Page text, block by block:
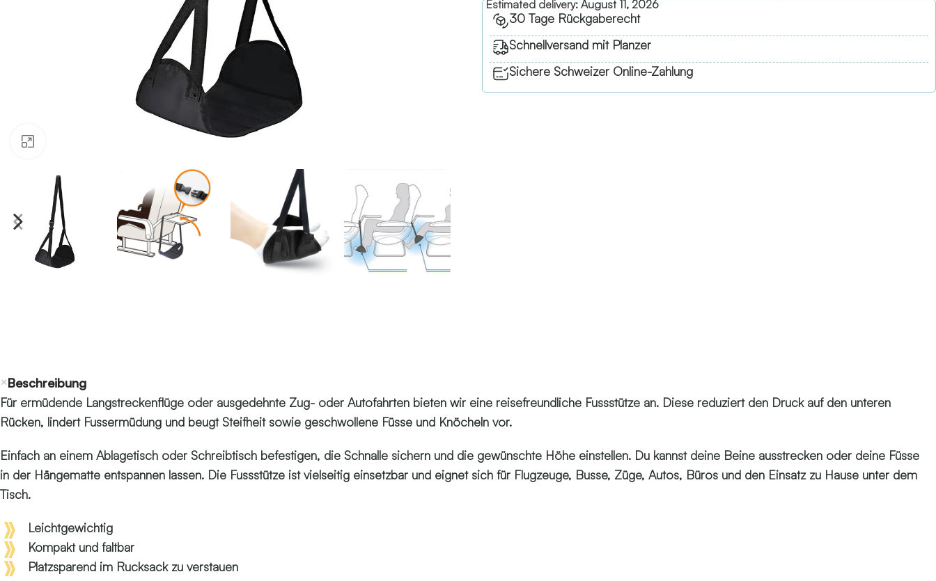
Estimated delivery:August 11, 2026
30 Tage Rückgaberecht
Schnellversand mit Planzer
Sichere Schweizer Online-Zahlung
Beschreibung
Für ermüdende Langstreckenflüge oder ausgedehnte Zug- oder Autofahrten bieten wir eine reisefreundliche Fussstütze an. Diese reduziert den Druck auf den unteren
Rücken, lindert Fussermüdung und beugt Steifheit sowie geschwollene Füsse und Knöcheln vor.
Einfach an einem Ablagetisch oder Schreibtisch befestigen, die Schnalle sichern und die gewünschte Höhe einstellen. Du kannst deine Beine ausstrecken oder deine Füsse
in der Hängematte entspannen lassen. Die Fussstütze ist vielseitig einsetzbar und eignet sich für Flugzeuge, Busse, Züge, Autos, Büros und den Einsatz zu Hause unter dem
Tisch.
Leichtgewichtig
Kompakt und faltbar
Platzsparend im Rucksack zu verstauen